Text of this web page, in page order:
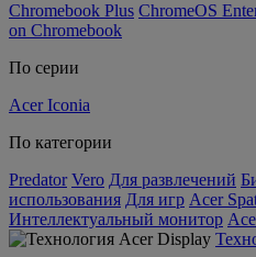
Chromebook Plus ChromeOS
on Chromebook
По серии
Acer Iconia
По категории
Predator Vero Для развлечений
использования Для игр Acer
Интеллектуальный монитор